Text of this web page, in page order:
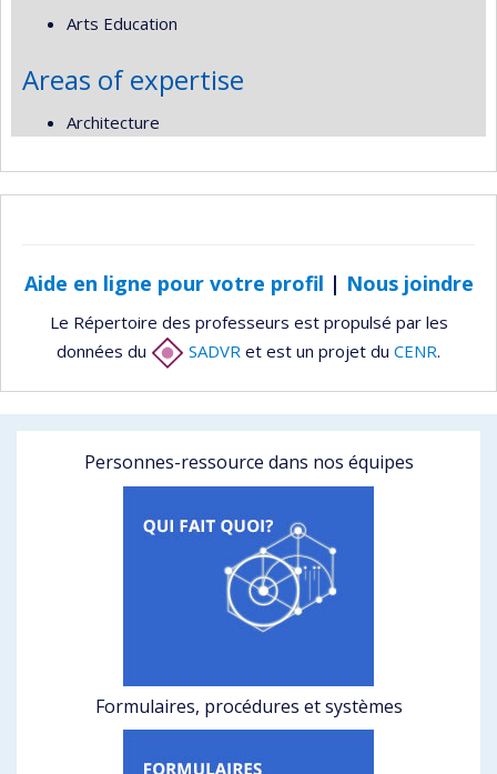
Arts Education
Areas of expertise
Architecture
Aide en ligne pour votre profil | Nous joindre
Le Répertoire des professeurs est propulsé par les
données du
SADVR et est un projet du CENR.
Personnes-ressource dans nos équipes
Formulaires, procédures et systèmes